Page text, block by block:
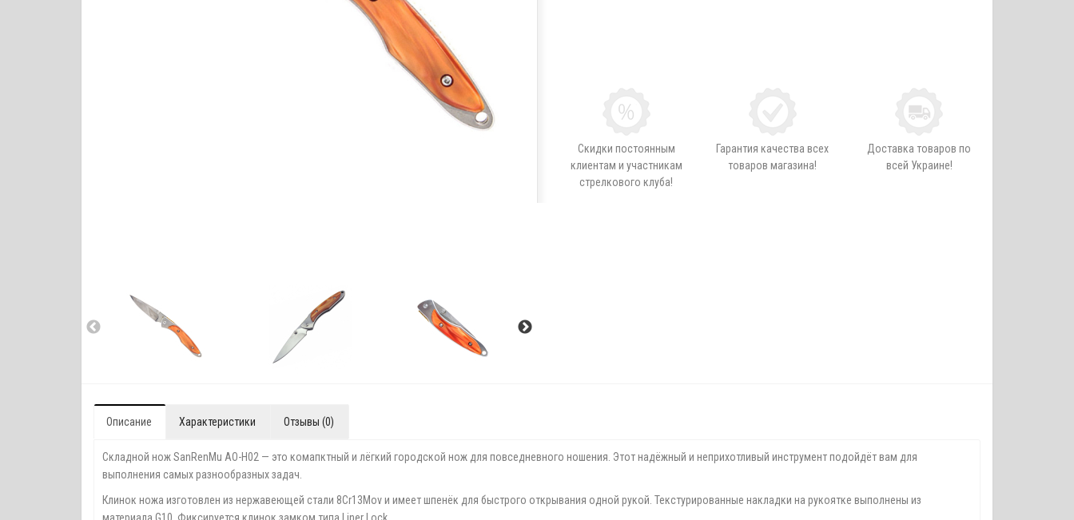
Скидки постоянным
клиентам и участникам
стрелкового клуба!
Гарантия качества всех
товаров магазина!
Доставка товаров по
всей Украине!
Описание Характеристики Отзывы (0)
Складной нож SanRenMu AO-H02 — это комапктный и лёгкий городской нож для повседневного ношения. Этот надёжный и неприхотливый инструмент подойдёт вам для
выполнения самых разнообразных задач.
Клинок ножа изготовлен из нержавеющей стали 8Cr13Mov и имеет шпенёк для быстрого открывания одной рукой. Текстурированные накладки на рукоятке выполнены из
материала G10. Фиксируется клинок замком типа Liner Lock.